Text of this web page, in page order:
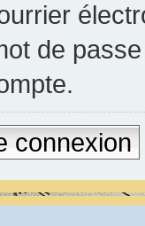
de
connexion